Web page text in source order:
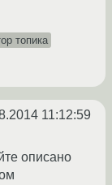
топика
11:12:59
описано